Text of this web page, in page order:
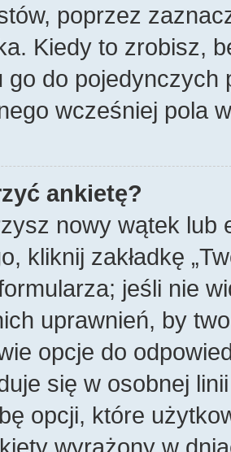
poprzez
Kiedy to zrobisz,
go do
wcześniej pola
ankietę?
nowy wątek lub
kliknij zakładkę
jeśli nie
uprawnień, by
opcje do
się w osobnej
opcji, które
wyrażony w